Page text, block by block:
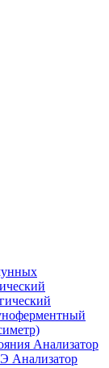
Анализатор
Анализатор